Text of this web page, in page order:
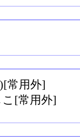
常用外]
[常用外]